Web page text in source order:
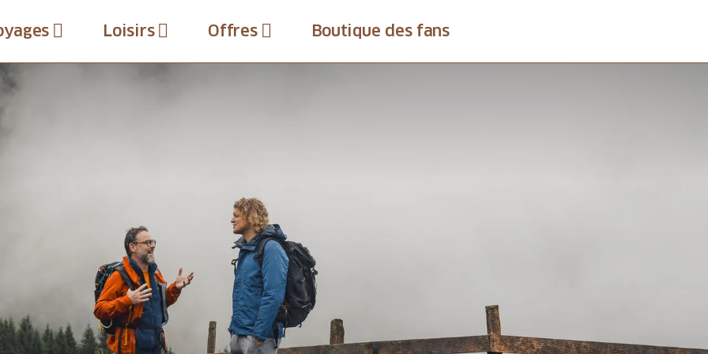
Loisirs Offres Boutique des fans